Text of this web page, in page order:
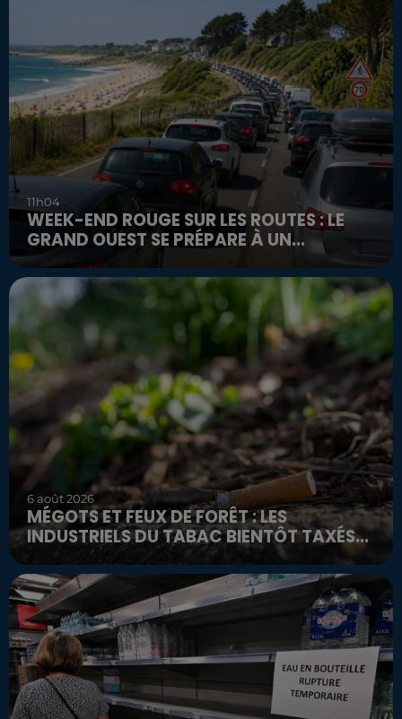
11h04
WEEK-END ROUGE SUR LES ROUTES : LE
GRAND OUEST SE PRÉPARE À UN...
6 août 2026
MÉGOTS ET FEUX DE FORÊT : LES
INDUSTRIELS DU TABAC BIENTÔT TAXÉS...